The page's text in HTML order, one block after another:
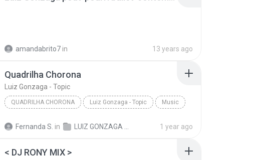
amandabrito7 in 13 years ago
Quadrilha Chorona
Luiz Gonzaga - Topic
QUADRILHA CHORONA Luiz Gonzaga - Topic Music
Fernanda S. in LUIZ GONZAGA 1983 - 1989 1 year ago
< DJ RONY MIX >